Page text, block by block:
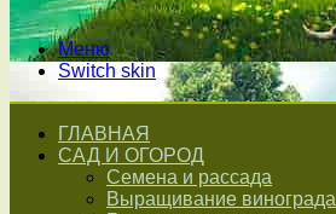
Меню
Switch skin
ГЛАВНАЯ
САД И ОГОРОД
Семена и рассада
Выращивание винограда